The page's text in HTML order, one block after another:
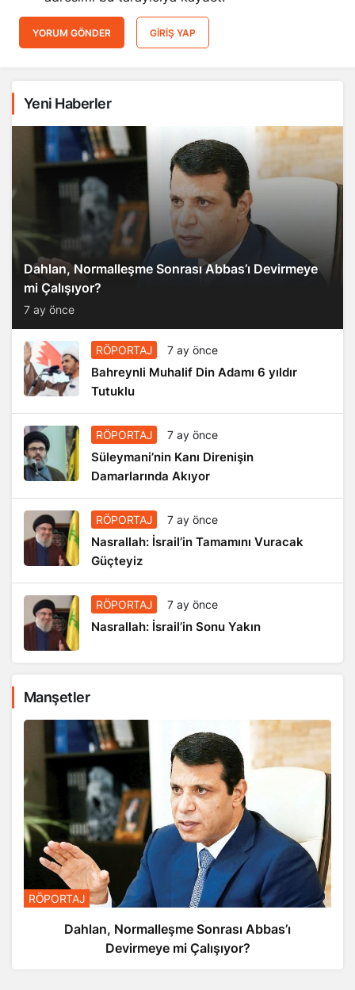
YORUM GÖNDER GIRIŞ YAP
Yeni Haberler
Dahlan, Normalleşme Sonrası Abbas’ı Devirmeye
mi Çalışıyor?
7 ay önce
RÖPORTAJ 7 ay önce
Bahreynli Muhalif Din Adamı 6 yıldır
Tutuklu
RÖPORTAJ 7 ay önce
Süleymani’nin Kanı Direnişin
Damarlarında Akıyor
RÖPORTAJ 7 ay önce
Nasrallah: İsrail’in Tamamını Vuracak
Güçteyiz
RÖPORTAJ 7 ay önce
Nasrallah: İsrail’in Sonu Yakın
Manşetler
RÖPORTAJ
Dahlan, Normalleşme Sonrası Abbas’ı
Devirmeye mi Çalışıyor?